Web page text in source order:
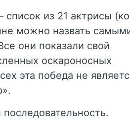
из 21 актрисы
можно назвать
они показали свой
оскароносных
эта победа не